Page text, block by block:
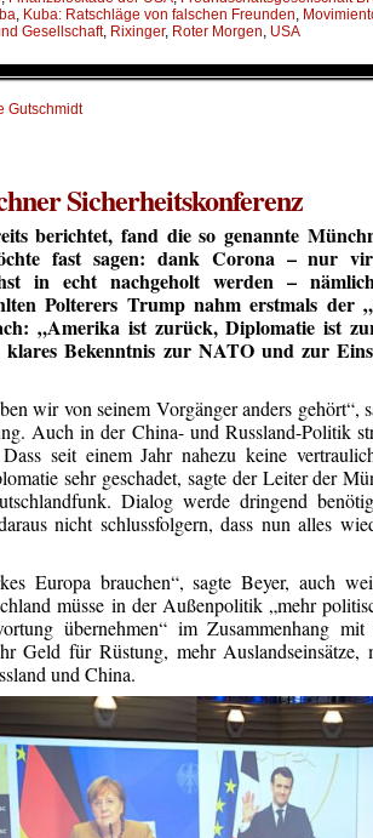
, Kuba: Ratschläge von falschen Freunden,
Gesellschaft, Rixinger, Roter Morgen, USA
Gutschmidt
Sicherheitskonferenz
berichtet, fand die so genannte
fast sagen: dank Corona – nur
in echt nachgeholt werden –
Polterers Trump nahm erstmals der
„Amerika ist zurück, Diplomatie ist
Bekenntnis zur NATO und zur
wir von seinem Vorgänger anders gehört“,
Auch in der China- und Russland-Politik
seit einem Jahr nahezu keine
sehr geschadet, sagte der Leiter der
Dialog werde dringend
nicht schlussfolgern, dass nun alles
Europa brauchen“, sagte Beyer, auch
müsse in der Außenpolitik „mehr
übernehmen“ im Zusammenhang
Geld für Rüstung, mehr
und China.